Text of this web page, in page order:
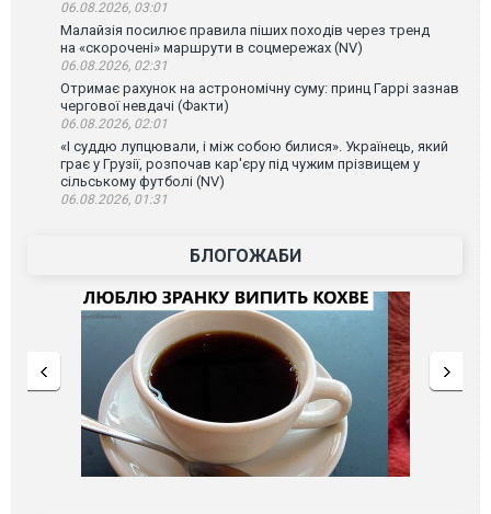
06.08.2026, 03:01
Малайзія посилює правила піших походів через тренд
на «скорочені» маршрути в соцмережах (NV)
06.08.2026, 02:31
Отримає рахунок на астрономічну суму: принц Гаррі зазнав
чергової невдачі (Факти)
06.08.2026, 02:01
«І суддю лупцювали, і між собою билися». Українець, який
грає у Грузії, розпочав кар'єру під чужим прізвищем у
сільському футболі (NV)
06.08.2026, 01:31
БЛОГОЖАБИ